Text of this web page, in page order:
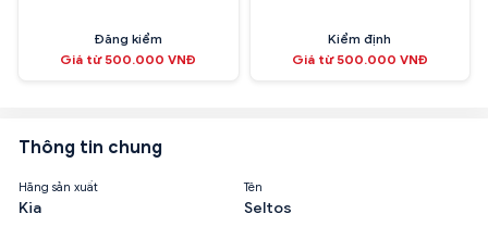
Đăng kiểm
Giá từ 500.000 VNĐ
Kiểm định
Giá từ 500.000 VNĐ
Thông tin chung
Hãng sản xuất
Kia
Tên
Seltos